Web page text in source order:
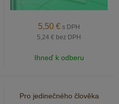
5,50 € s DPH
5,24 € bez DPH
Ihneď k odberu
Pro jedinečného člověka